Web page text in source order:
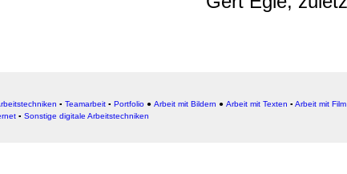
▪ Teamarbeit ▪ Portfolio ● Arbeit mit Bildern ● Arbeit mit Texten ▪ Arbeit mit
▪ Sonstige digitale Arbeitstechniken